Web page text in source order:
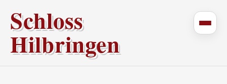
Schloss
Hilbringen